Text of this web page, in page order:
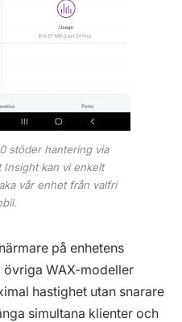
stöder hantering via
Insight kan vi enkelt
vår enhet från valfri
på enhetens
övriga WAX-modeller
hastighet utan snarare
simultana klienter och